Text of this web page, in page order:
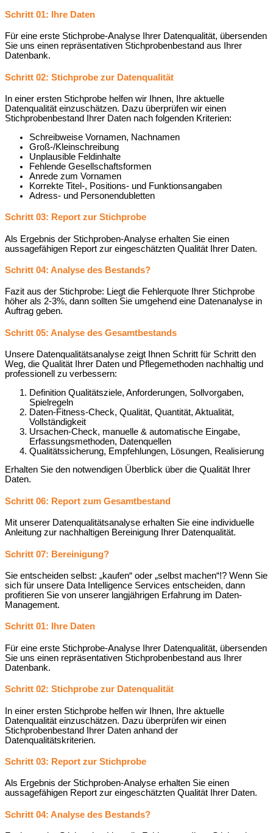
Schritt 01: Ihre Daten
Für eine erste Stichprobe-Analyse Ihrer Datenqualität, übersenden
Sie uns einen repräsentativen Stichprobenbestand aus Ihrer
Datenbank.
Schritt 02: Stichprobe zur Datenqualität
In einer ersten Stichprobe helfen wir Ihnen, Ihre aktuelle
Datenqualität einzuschätzen. Dazu überprüfen wir einen
Stichprobenbestand Ihrer Daten nach folgenden Kriterien:
Schreibweise Vornamen, Nachnamen
Groß-/Kleinschreibung
Unplausible Feldinhalte
Fehlende Gesellschaftsformen
Anrede zum Vornamen
Korrekte Titel-, Positions- und Funktionsangaben
Adress- und Personendubletten
Schritt 03: Report zur Stichprobe
Als Ergebnis der Stichproben-Analyse erhalten Sie einen
aussagefähigen Report zur eingeschätzten Qualität Ihrer Daten.
Schritt 04: Analyse des Bestands?
Fazit aus der Stichprobe: Liegt die Fehlerquote Ihrer Stichprobe
höher als 2-3%, dann sollten Sie umgehend eine Datenanalyse in
Auftrag geben.
Schritt 05: Analyse des Gesamtbestands
Unsere Datenqualitätsanalyse zeigt Ihnen Schritt für Schritt den
Weg, die Qualität Ihrer Daten und Pflegemethoden nachhaltig und
professionell zu verbessern:
Definition Qualitätsziele, Anforderungen, Sollvorgaben,
Spielregeln
Daten-Fitness-Check, Qualität, Quantität, Aktualität,
Vollständigkeit
Ursachen-Check, manuelle & automatische Eingabe,
Erfassungsmethoden, Datenquellen
Qualitätssicherung, Empfehlungen, Lösungen, Realisierung
Erhalten Sie den notwendigen Überblick über die Qualität Ihrer
Daten.
Schritt 06: Report zum Gesamtbestand
Mit unserer Datenqualitätsanalyse erhalten Sie eine individuelle
Anleitung zur nachhaltigen Bereinigung Ihrer Datenqualität.
Schritt 07: Bereinigung?
Sie entscheiden selbst: „kaufen“ oder „selbst machen“!? Wenn Sie
sich für unsere Data Intelligence Services entscheiden, dann
profitieren Sie von unserer langjährigen Erfahrung im Daten-
Management.
Schritt 01: Ihre Daten
Für eine erste Stichprobe-Analyse Ihrer Datenqualität, übersenden
Sie uns einen repräsentativen Stichprobenbestand aus Ihrer
Datenbank.
Schritt 02: Stichprobe zur Datenqualität
In einer ersten Stichprobe helfen wir Ihnen, Ihre aktuelle
Datenqualität einzuschätzen. Dazu überprüfen wir einen
Stichprobenbestand Ihrer Daten anhand der
Datenqualitätskriterien.
Schritt 03: Report zur Stichprobe
Als Ergebnis der Stichproben-Analyse erhalten Sie einen
aussagefähigen Report zur eingeschätzten Qualität Ihrer Daten.
Schritt 04: Analyse des Bestands?